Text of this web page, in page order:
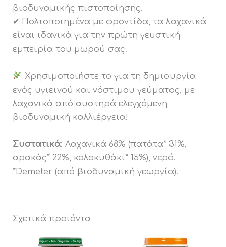
βιοδυναμικής πιστοποίησης.
✔ Πολτοποιημένα με φροντίδα, τα λαχανικά
είναι ιδανικά για την πρώτη γευστική
εμπειρία του μωρού σας.
Χρησιμοποιήστε το για τη δημιουργία
ενός υγιεινού και νόστιμου γεύματος, με
λαχανικά από αυστηρά ελεγχόμενη
βιοδυναμική καλλιέργεια!
Συστατικά: Λαχανικά 68% (πατάτα* 31%,
αρακάς* 22%, κολοκυθάκι* 15%), νερό.
*Demeter (από βιοδυναμική γεωργία).
Σχετικά προϊόντα